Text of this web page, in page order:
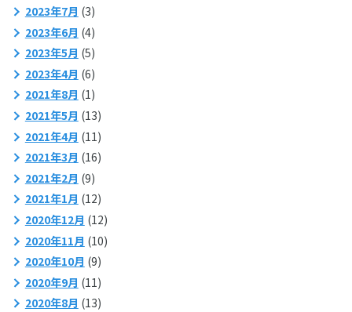
2023年7月 (3)
2023年6月 (4)
2023年5月 (5)
2023年4月 (6)
2021年8月 (1)
2021年5月 (13)
2021年4月 (11)
2021年3月 (16)
2021年2月 (9)
2021年1月 (12)
2020年12月 (12)
2020年11月 (10)
2020年10月 (9)
2020年9月 (11)
2020年8月 (13)